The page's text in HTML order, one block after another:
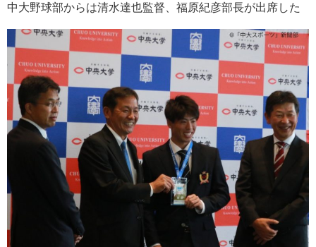
中大野球部からは清水達也監督、福原紀彦部長が出席した